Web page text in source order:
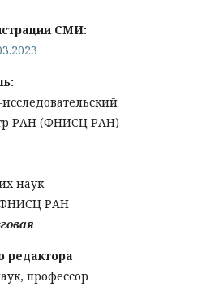
СМИ:
РАН (ФНИСЦ РАН)
наук
ФНИСЦ РАН
редактора
профессор